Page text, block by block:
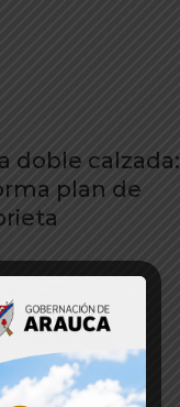
doble calzada:
plan de